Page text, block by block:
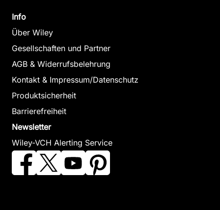
Info
Über Wiley
Gesellschaften und Partner
AGB & Widerrufsbelehrung
Kontakt & Impressum/Datenschutz
Produktsicherheit
Barrierefreiheit
Newsletter
Wiley-VCH Alerting Service